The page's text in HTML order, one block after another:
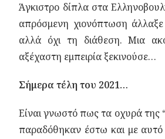
Άγκιστρο δίπλα στα
απρόσμενη χιονόπτωση άλλαξε
αλλά όχι τη διάθεση. Μια
αξέχαστη εμπειρία ξεκινούσε…
Σήμερα τέλη του 2021…
Είναι γνωστό πως τα οχυρά της
παραδόθηκαν έστω και με